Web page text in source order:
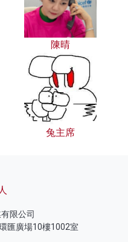
陳晴
兔主席
限公司
匯廣場10樓1002室